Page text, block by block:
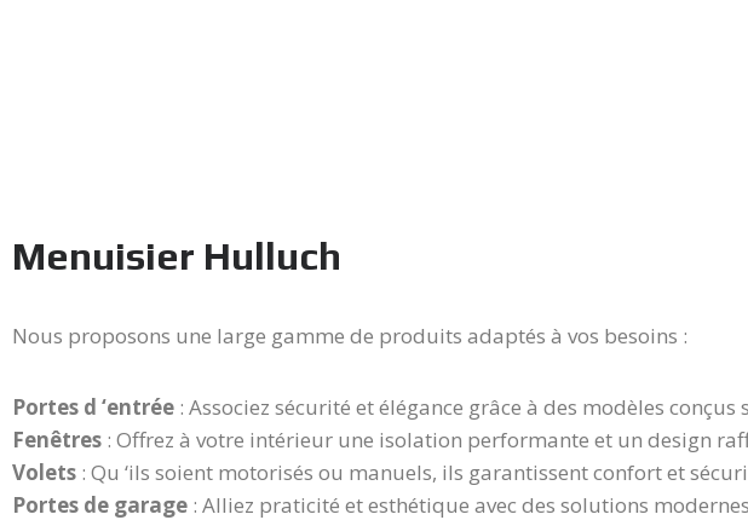
Menuisier Hulluch
Nous proposons une large gamme de produits adaptés à vos besoins :
Portes d ‘entrée : Associez sécurité et élégance grâce à des modèles conçus
Fenêtres : Offrez à votre intérieur une isolation performante et un design
Volets : Qu ‘ils soient motorisés ou manuels, ils garantissent confort et
Portes de garage : Alliez praticité et esthétique avec des solutions